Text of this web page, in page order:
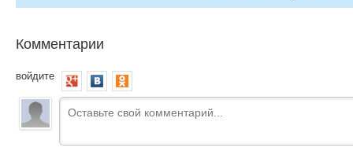
Комментарии
войдите